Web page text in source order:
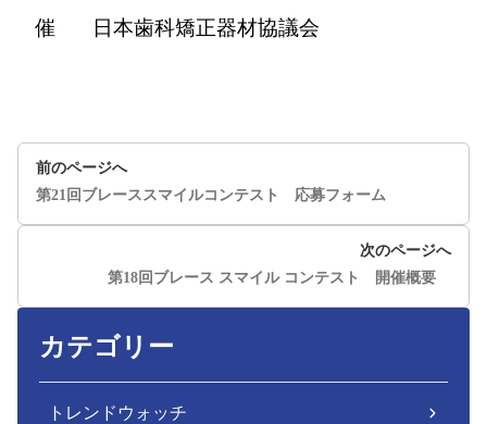
催
日本歯科矯正器材協議会
前のページへ
第21回ブレーススマイルコンテスト 応募フォーム
次のページへ
第18回ブレース スマイル コンテスト 開催概要
カテゴリー
トレンドウォッチ